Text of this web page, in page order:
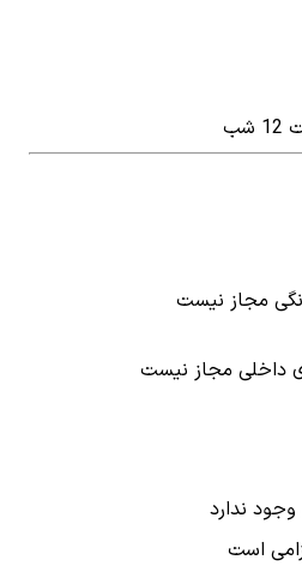
مجاز نیست
داخلی مجاز نیست
ندارد
است